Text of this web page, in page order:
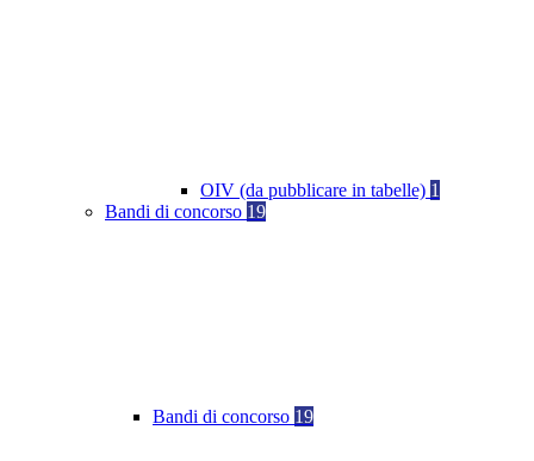
OIV (da pubblicare in tabelle) 1
Bandi di concorso 19
Bandi di concorso 19